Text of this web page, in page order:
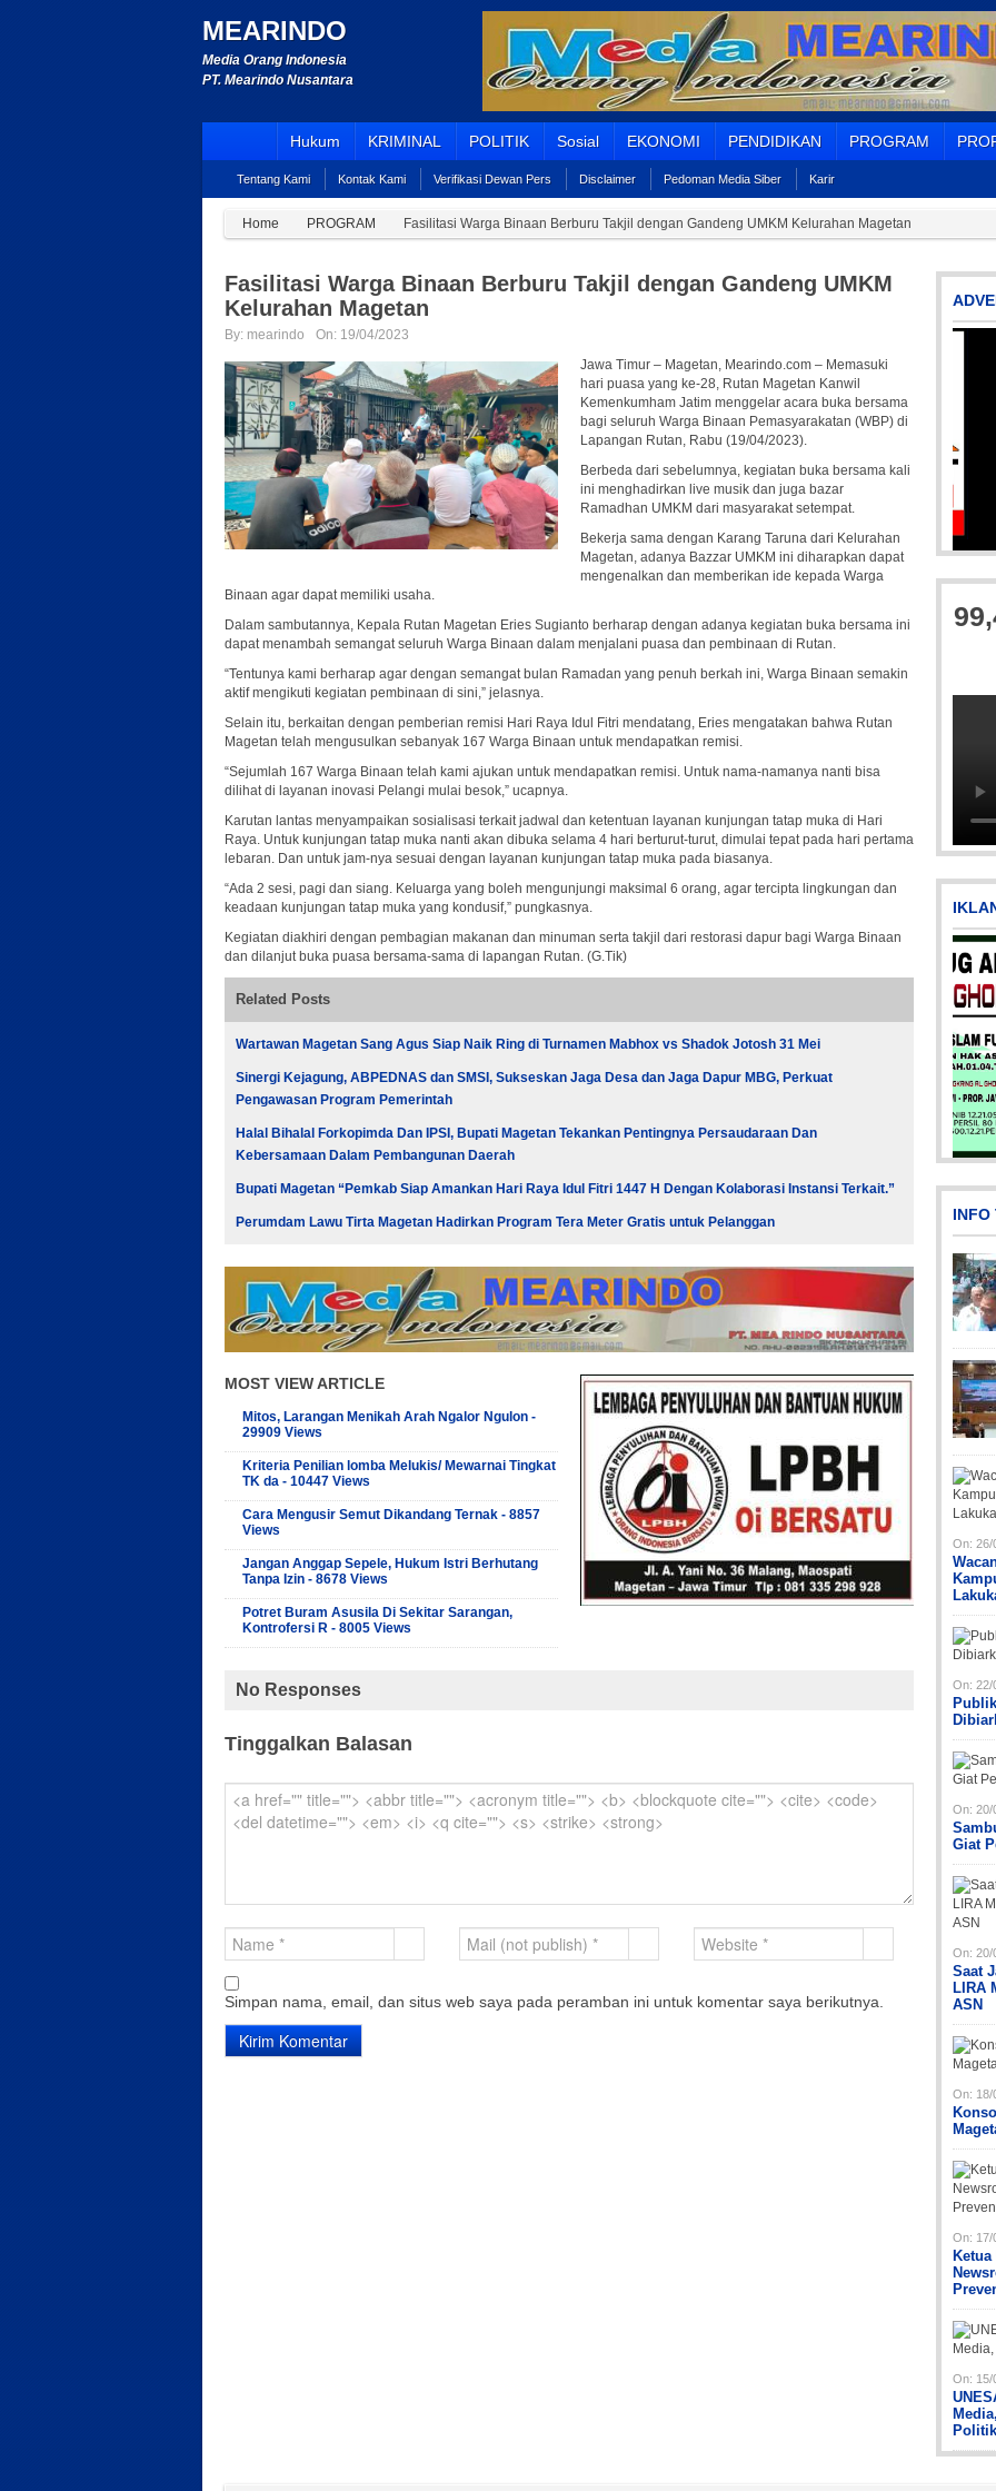
MEARINDO
Media Orang Indonesia
PT. Mearindo Nusantara
Hukum KRIMINAL POLITIK Sosial EKONOMI PENDIDIKAN PROGRAM
Tentang Kami Kontak Kami Verifikasi Dewan Pers Disclaimer Pedoman Media Siber Karir
Home PROGRAM Fasilitasi Warga Binaan Berburu Takjil dengan Gandeng UMKM Kelurahan Magetan
Fasilitasi Warga Binaan Berburu Takjil dengan Gandeng UMKM
Kelurahan Magetan
By: mearindo On: 19/04/2023
Jawa Timur – Magetan, Mearindo.com – Memasuki
hari puasa yang ke-28, Rutan Magetan Kanwil
Kemenkumham Jatim menggelar acara buka bersama
bagi seluruh Warga Binaan Pemasyarakatan (WBP) di
Lapangan Rutan, Rabu (19/04/2023).
Berbeda dari sebelumnya, kegiatan buka bersama kali
ini menghadirkan live musik dan juga bazar
Ramadhan UMKM dari masyarakat setempat.
Bekerja sama dengan Karang Taruna dari Kelurahan
Magetan, adanya Bazzar UMKM ini diharapkan dapat
mengenalkan dan memberikan ide kepada Warga
Binaan agar dapat memiliki usaha.
Dalam sambutannya, Kepala Rutan Magetan Eries Sugianto berharap dengan adanya kegiatan buka bersama ini
dapat menambah semangat seluruh Warga Binaan dalam menjalani puasa dan pembinaan di Rutan.
“Tentunya kami berharap agar dengan semangat bulan Ramadan yang penuh berkah ini, Warga Binaan semakin
aktif mengikuti kegiatan pembinaan di sini,” jelasnya.
Selain itu, berkaitan dengan pemberian remisi Hari Raya Idul Fitri mendatang, Eries mengatakan bahwa Rutan
Magetan telah mengusulkan sebanyak 167 Warga Binaan untuk mendapatkan remisi.
“Sejumlah 167 Warga Binaan telah kami ajukan untuk mendapatkan remisi. Untuk nama-namanya nanti bisa
dilihat di layanan inovasi Pelangi mulai besok,” ucapnya.
Karutan lantas menyampaikan sosialisasi terkait jadwal dan ketentuan layanan kunjungan tatap muka di Hari
Raya. Untuk kunjungan tatap muka nanti akan dibuka selama 4 hari berturut-turut, dimulai tepat pada hari pertama
lebaran. Dan untuk jam-nya sesuai dengan layanan kunjungan tatap muka pada biasanya.
“Ada 2 sesi, pagi dan siang. Keluarga yang boleh mengunjungi maksimal 6 orang, agar tercipta lingkungan dan
keadaan kunjungan tatap muka yang kondusif,” pungkasnya.
Kegiatan diakhiri dengan pembagian makanan dan minuman serta takjil dari restorasi dapur bagi Warga Binaan
dan dilanjut buka puasa bersama-sama di lapangan Rutan. (G.Tik)
Related Posts
Wartawan Magetan Sang Agus Siap Naik Ring di Turnamen Mabhox vs Shadok Jotosh 31 Mei
Sinergi Kejagung, ABPEDNAS dan SMSI, Sukseskan Jaga Desa dan Jaga Dapur MBG, Perkuat
Pengawasan Program Pemerintah
Halal Bihalal Forkopimda Dan IPSI, Bupati Magetan Tekankan Pentingnya Persaudaraan Dan
Kebersamaan Dalam Pembangunan Daerah
Bupati Magetan “Pemkab Siap Amankan Hari Raya Idul Fitri 1447 H Dengan Kolaborasi Instansi Terkait.”
Perumdam Lawu Tirta Magetan Hadirkan Program Tera Meter Gratis untuk Pelanggan
MOST VIEW ARTICLE
Mitos, Larangan Menikah Arah Ngalor Ngulon -
29909 Views
Kriteria Penilian lomba Melukis/ Mewarnai Tingkat
TK da - 10447 Views
Cara Mengusir Semut Dikandang Ternak - 8857
Views
Jangan Anggap Sepele, Hukum Istri Berhutang
Tanpa Izin - 8678 Views
Potret Buram Asusila Di Sekitar Sarangan,
Kontrofersi R - 8005 Views
No Responses
Tinggalkan Balasan
Simpan nama, email, dan situs web saya pada peramban ini untuk komentar saya berikutnya.
IMG_20180718_182608
IMG-20170928-WA0071
Picsart_23-04-02_13-27-26-
INFO
On: 26/
On: 22/
On: 20/
Giat
On: 20/
Saat
LIRA
ASN
On: 18/
On: 17/
On: 15/
Politik